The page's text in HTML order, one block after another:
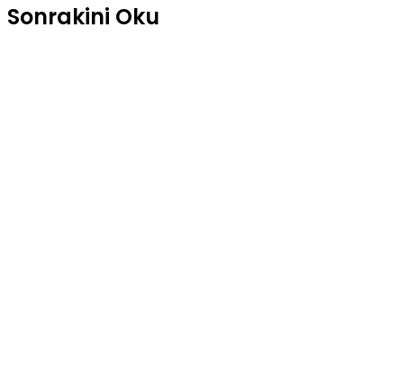
Sonrakini Oku